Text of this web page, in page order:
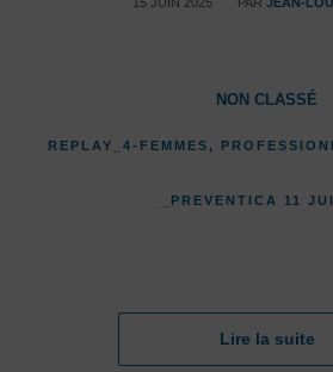
NON CLASSÉ
REPLAY_4-FEMMES,
_PREVENTICA 11
Lire la suite